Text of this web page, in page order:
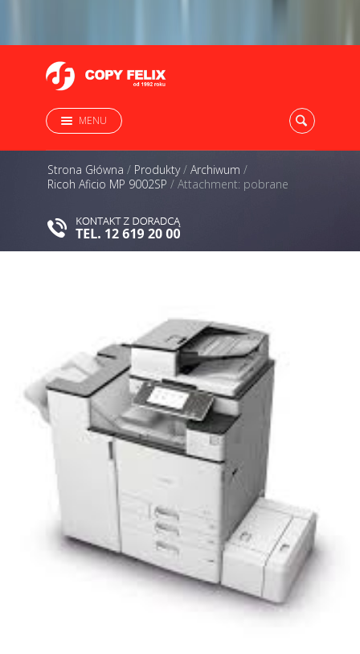
MENU
Strona Główna / Produkty/ Archiwum /
Ricoh Aficio MP 9002SP / Attachment: pobrane